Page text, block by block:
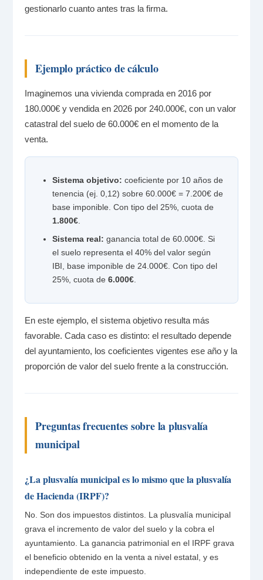
gestionarlo cuanto antes tras la firma.
Ejemplo práctico de cálculo
Imaginemos una vivienda comprada en 2016 por
180.000€ y vendida en 2026 por 240.000€, con un valor
catastral del suelo de 60.000€ en el momento de la
venta.
Sistema objetivo: coeficiente por 10 años de
tenencia (ej. 0,12) sobre 60.000€ = 7.200€ de
base imponible. Con tipo del 25%, cuota de
1.800€.
Sistema real: ganancia total de 60.000€. Si
el suelo representa el 40% del valor según
IBI, base imponible de 24.000€. Con tipo del
25%, cuota de6.000€.
En este ejemplo, el sistema objetivo resulta más
favorable. Cada caso es distinto: el resultado depende
del ayuntamiento, los coeficientes vigentes ese año y la
proporción de valor del suelo frente a la construcción.
Preguntas frecuentes sobre la plusvalía
municipal
¿La plusvalía municipal es lo mismo que la plusvalía
de Hacienda (IRPF)?
No. Son dos impuestos distintos. La plusvalía municipal
grava el incremento de valor del suelo y la cobra el
ayuntamiento. La ganancia patrimonial en el IRPF grava
el beneficio obtenido en la venta a nivel estatal, y es
independiente de este impuesto.